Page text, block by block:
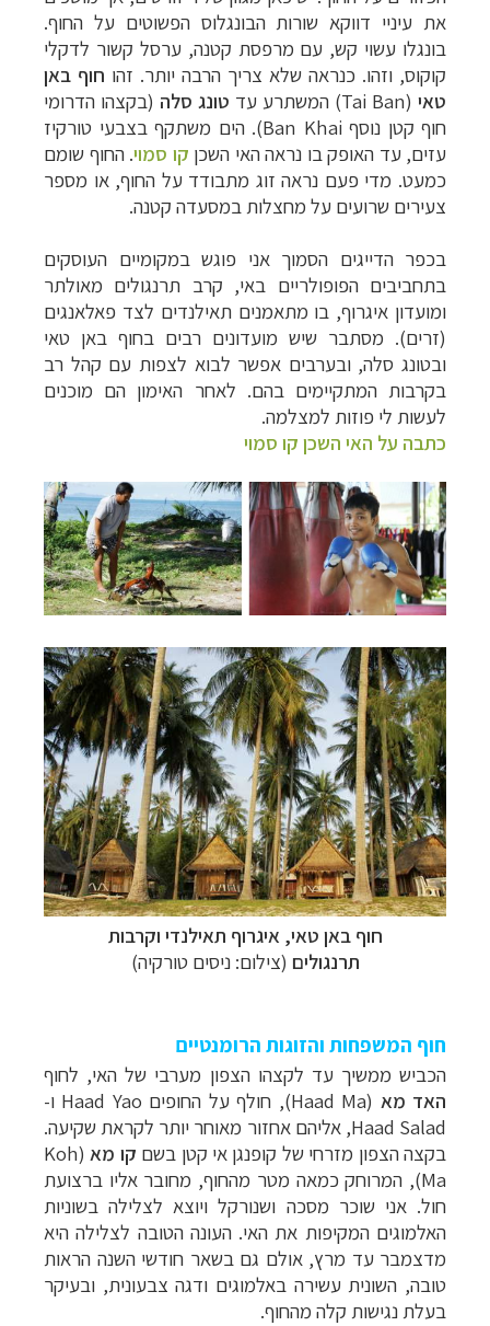
את עיניי דווקא שורות הבונגלוס הפשוטים על החוף.
בונגלו עשוי קש, עם מרפסת קטנה, ערסל קשור לדקלי
קוקוס, וזהו. כנראה שלא צריך הרבה יותר. זהו חוף באן
טאי (
Tai Ban) המשתרע עד טונג סלה (בקצהו הדרומי
חוף קטן נוסף Ban Khai). הים משתקף בצבעי טורקיז
עזים, עד האופק בו נראה האי השכן קו סמוי. החוף שומם
כמעט. מדי פעם נראה זוג מתבודד על החוף, או מספר
צעירים שרועים על מחצלות במסעדה קטנה.
בכפר הדייגים הסמוך אני פוגש במקומיים העוסקים
בתחביבים הפופולריים באי, קרב תרנגולים מאולתר
ומועדון איגרוף, בו מתאמנים תאילנדים לצד פאלאנגים
(זרים). מסתבר שיש מועדונים רבים בחוף באן טאי
ובטונג סלה, ובערבים אפשר לבוא לצפות עם קהל רב
בקרבות המתקיימים בהם. לאחר האימון הם מוכנים
לעשות לי פוזות למצלמה.
כתבה על האי השכן קו סמוי
חוף באן טאי, איגרוף תאילנדי וקרבות
תרנגולים (צילום: ניסים טורקיה)
חוף המשפחות והזוגות הרומנטיים
הכביש ממשיך עד לקצהו הצפון מערבי של האי, לחוף
האד מא (
Haad Ma), חולף על החופים Haad Yao ו-
Haad Salad, אליהם אחזור מאוחר יותר לקראת שקיעה.
בקצה הצפון מזרחי של קופנגן אי קטן בשם קו מא (
Koh
Ma), המרוחק כמאה מטר מהחוף, מחובר אליו ברצועת
חול. אני שוכר מסכה ושנורקל ויוצא לצלילהבשוניות
האלמוגים המקיפות את האי. העונה הטובה לצלילה היא
מדצמבר עד מרץ, אולם גם בשאר חודשי השנה הראות
טובה, השונית עשירה באלמוגים ודגה צבעונית, ובעיקר
בעלת נגישות קלה מהחוף.
תכנוןטיולים למזרח הרחוקלחצו לרשימת יעדים »
תכנוןטיולים לפולינזיה הצרפתית